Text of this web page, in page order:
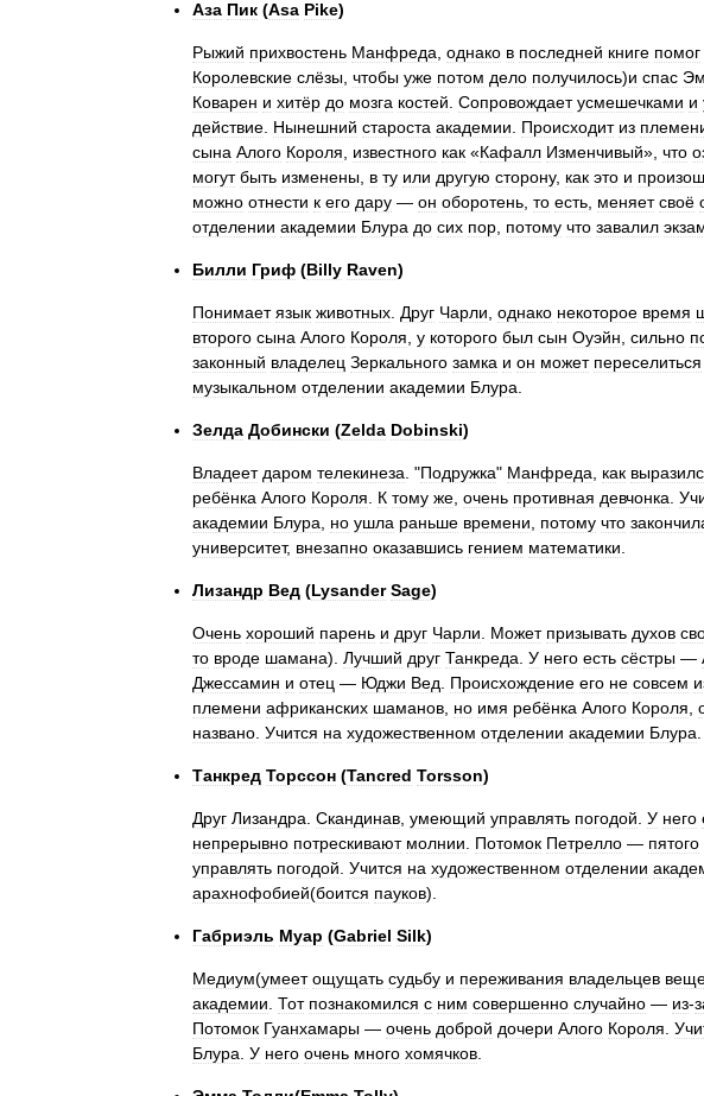
Аза Пик (Asa Pike)
Рыжий прихвостень Манфреда однако в последней книге помог
Королевские слёзы чтобы уже потом дело получилось)и спас
Коварен и хитёр до мозга костей Сопровождает усмешечками и
действие Нынешний староста академии Происходит из
сына Алого Короля известного как «Кафалл Изменчивый», что
могут быть изменены в ту или другую сторону, как это и
можно отнести к его дару — он оборотень то есть меняет своё
отделении академии Блура до сих пор потому что завалил
Билли Гриф (Billy Raven)
Понимает язык животных Друг Чарли однако некоторое время
второго сына Алого Короля у которого был сын Оуэйн сильно
законный владелец Зеркального замка и он может переселиться
музыкальном отделении академии Блура
Зелда Добински (Zelda Dobinski)
Владеет даром телекинеза . "Подружка" Манфреда как
ребёнка Алого Короля К тому же очень противная девчонка
академии Блура но ушла раньше времени потому что
университет, внезапно оказавшись гением математики
Лизандр Вед (Lysander Sage)
Очень хороший парень и друг Чарли Может призывать духов
то вроде шамана). Лучший друг Танкреда У него есть сёстры —
Джессамин и отец — Юджи Вед Происхождение его не совсем
племени африканских шаманов но имя ребёнка Алого Короля
названо Учится на художественном отделении академии Блура
Танкред Торссон (Tancred Torsson)
Друг Лизандра Скандинав умеющий управлять погодой У него
непрерывно потрескивают молнии Потомок Петрелло — пятого
управлять погодой Учится на художественном отделении
арахнофобией(боится пауков).
Габриэль Муар (Gabriel Silk)
Медиум(умеет ощущать судьбу и переживания владельцев
академии Тот познакомился с ним совершенно случайно — из-
Потомок Гуанхамары — очень доброй дочери Алого Короля
Блура У него очень много хомячков